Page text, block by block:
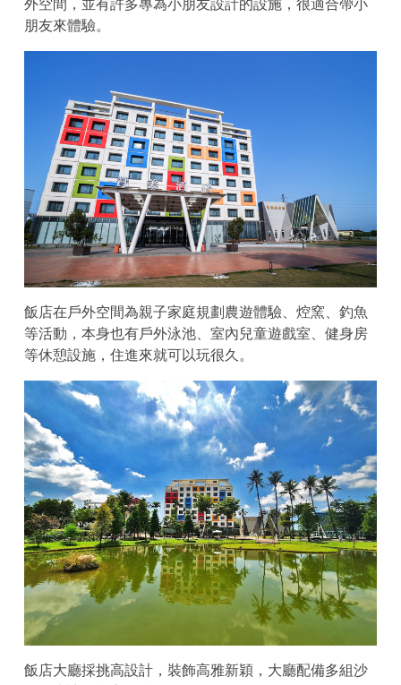
外空間，並有許多專為小朋友設計的設施，很適合帶小
朋友來體驗。
飯店在戶外空間為親子家庭規劃農遊體驗、焢窯、釣魚
等活動，本身也有戶外泳池、室內兒童遊戲室、健身房
等休憩設施，住進來就可以玩很久。
飯店大廳採挑高設計，裝飾高雅新穎，大廳配備多組沙